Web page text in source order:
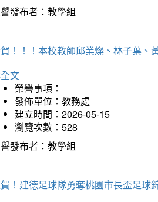
發布者：教學組
！！！本校教師邱業燦、林子葉、
文
榮譽事項：
發佈單位：教務處
建立時間：2026-05-15
瀏覽次數：528
發布者：教學組
！建德足球隊勇奪桃園市長盃足球